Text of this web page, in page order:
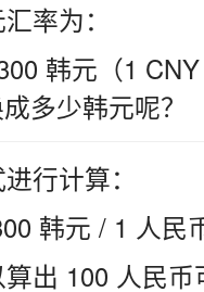
率为：
韩元（1
多少韩元呢？
行计算：
韩元 / 1 人民
出 100 人民